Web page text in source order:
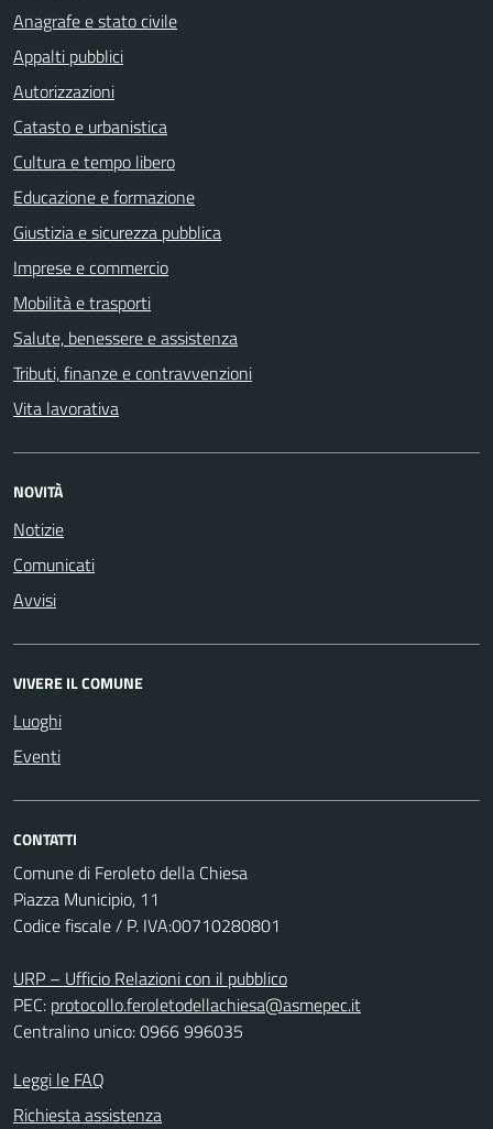
Anagrafe e stato civile
Appalti pubblici
Autorizzazioni
Catasto e urbanistica
Cultura e tempo libero
Educazione e formazione
Giustizia e sicurezza pubblica
Imprese e commercio
Mobilità e trasporti
Salute, benessere e assistenza
Tributi, finanze e contravvenzioni
Vita lavorativa
NOVITÀ
Notizie
Comunicati
Avvisi
VIVERE IL COMUNE
Luoghi
Eventi
CONTATTI
Comune di Feroleto della Chiesa
Piazza Municipio, 11
Codice fiscale / P. IVA:00710280801
URP – Ufficio Relazioni con il pubblico
PEC: protocollo.feroletodellachiesa@asmepec.it
Centralino unico: 0966 996035
Leggi le FAQ
Richiesta assistenza